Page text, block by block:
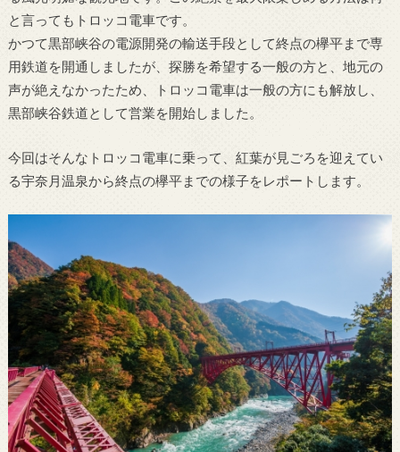
と言ってもトロッコ電車です。
かつて黒部峡谷の電源開発の輸送手段として終点の欅平まで専
用鉄道を開通しましたが、探勝を希望する一般の方と、地元の
声が絶えなかったため、トロッコ電車は一般の方にも解放し、
黒部峡谷鉄道として営業を開始しました。
今回はそんなトロッコ電車に乗って、紅葉が見ごろを迎えてい
る宇奈月温泉から終点の欅平までの様子をレポートします。